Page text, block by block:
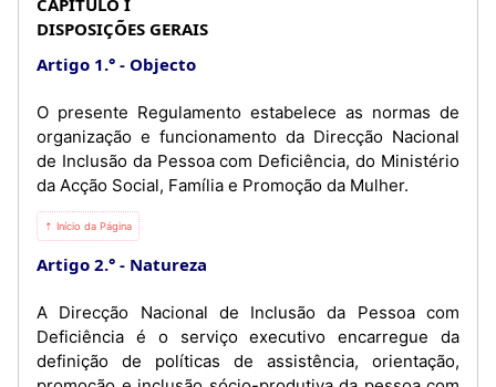
DISPOSIÇÕES GERAIS
Artigo 1.°
Objecto
O presente Regulamento estabelece as normas de
organização e funcionamento da Direcção Nacional
de Inclusão da Pessoa com Deficiência, do Ministério
da Acção Social, Família e Promoção da Mulher.
⇡ Início da Página
Artigo 2.° Natureza
A Direcção Nacional de Inclusão da Pessoa com
Deficiência é o serviço executivo encarregue da
definição de políticas de assistência, orientação,